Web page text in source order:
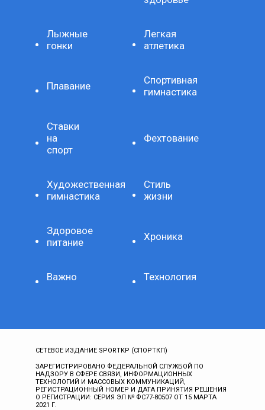
Лыжные
гонки
Легкая
атлетика
Плавание
Спортивная
гимнастика
Ставки
на
спорт
Фехтование
Художественная
гимнастика
Стиль
жизни
Здоровое
питание
Хроника
Важно Технология
СЕТЕВОЕ ИЗДАНИЕ SPORTKP (СПОРТКП)
ЗАРЕГИСТРИРОВАНО ФЕДЕРАЛЬНОЙ СЛУЖБОЙ ПО
НАДЗОРУ В СФЕРЕ СВЯЗИ, ИНФОРМАЦИОННЫХ
ТЕХНОЛОГИЙ И МАССОВЫХ КОММУНИКАЦИЙ,
РЕГИСТРАЦИОННЫЙ НОМЕР И ДАТА ПРИНЯТИЯ РЕШЕНИЯ
О РЕГИСТРАЦИИ: СЕРИЯ ЭЛ № ФС77-80507 ОТ 15 МАРТА
2021 Г.